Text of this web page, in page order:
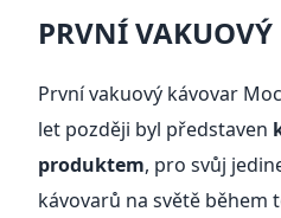
PRVNÍ
První vakuový kávovar
let později byl představen
produktem, pro svůj
kávovarů na světě během